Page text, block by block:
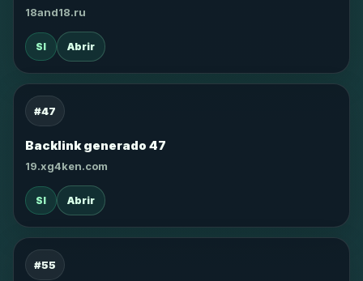
18and18.ru
SI Abrir
#47
Backlink generado 47
19.xg4ken.com
SI Abrir
#55